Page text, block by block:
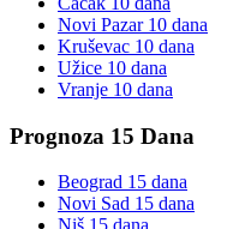
Novi Pazar10 dana
Kruševac 10 dana
Užice 10 dana
Vranje 10 dana
Prognoza 15 Dana
Beograd 15 dana
Novi Sad 15 dana